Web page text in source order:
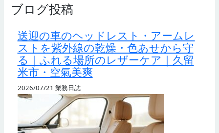
ブログ投稿
送迎の車のヘッドレスト・アームレ
ストを紫外線の乾燥・色あせから守
る｜ふれる場所のレザーケア｜久留
米市・空氣美爽
2026/07/21 業務日誌